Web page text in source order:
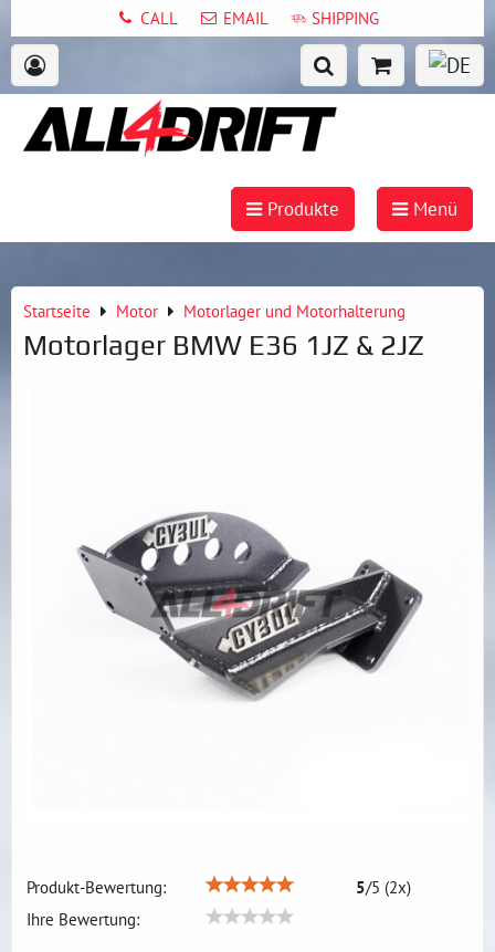
CALL EMAIL SHIPPING
Produkte Menü
Startseite Motor Motorlager und Motorhalterung
Motorlager BMW E36 1JZ & 2JZ
Produkt-Bewertung: 5/5 (2x)
Ihre Bewertung: